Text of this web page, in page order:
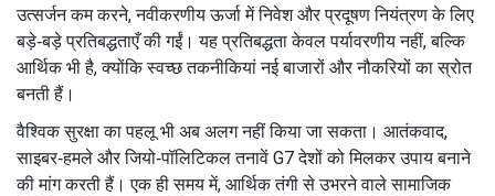
उत्सर्जन कम करने, नवीकरणीय ऊर्जा में निवेश और प्रदूषण नियंत्रण के लिए
बड़े‑बड़े प्रतिबद्धताएँ की गईं। यह प्रतिबद्धता केवल पर्यावरणीय नहीं, बल्कि
आर्थिक भी है, क्योंकि स्वच्छ तकनीकियां नई बाजारों और नौकरियों का स्रोत
बनती हैं।
वैश्विक सुरक्षा का पहलू भी अब अलग नहीं किया जा सकता। आतंकवाद,
साइबर‑हमले और जियो‑पॉलिटिकल तनावें G7 देशों को मिलकर उपाय बनाने
की मांग करती हैं। एक ही समय में, आर्थिक तंगी से उभरने वाले सामाजिक